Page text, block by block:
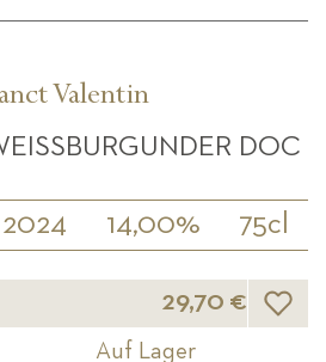
Valentin
DOC
2024 14,00% 75cl
29,70 €
Auf Lager